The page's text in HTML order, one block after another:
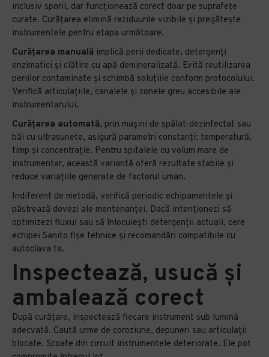
inclusiv sporii, dar funcționează corect doar pe suprafețe
curate. Curățarea elimină reziduurile vizibile și pregătește
instrumentele pentru etapa următoare.
Curățarea manuală implică perii dedicate, detergenți
enzimatici și clătire cu apă demineralizată. Evită reutilizarea
periilor contaminate și schimbă soluțiile conform protocolului.
Verifică articulațiile, canalele și zonele greu accesibile ale
instrumentarului.
Curățarea automată, prin mașini de spălat-dezinfectat sau
băi cu ultrasunete, asigură parametri constanți: temperatură,
timp și concentrație. Pentru spitalele cu volum mare de
instrumentar, această variantă oferă rezultate stabile și
reduce variațiile generate de factorul uman.
Indiferent de metodă, verifică periodic echipamentele și
păstrează dovezi ale mentenanței. Dacă intenționezi să
optimizezi fluxul sau să înlocuiești detergenții actuali, cere
echipei Sanito fișe tehnice și recomandări compatibile cu
autoclava ta.
Inspectează, usucă și
ambalează corect
După curățare, inspectează fiecare instrument sub lumină
adecvată. Caută urme de coroziune, depuneri sau articulații
blocate. Scoate din circuit instrumentele deteriorate. Ele pot